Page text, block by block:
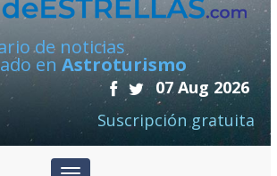
de noticias
en Astroturismo
07 Aug 2026
Suscripción gratuita